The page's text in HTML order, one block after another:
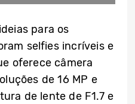
para os
selfies incríveis e
oferece câmera
de 16 MP e
de lente de F1.7 e